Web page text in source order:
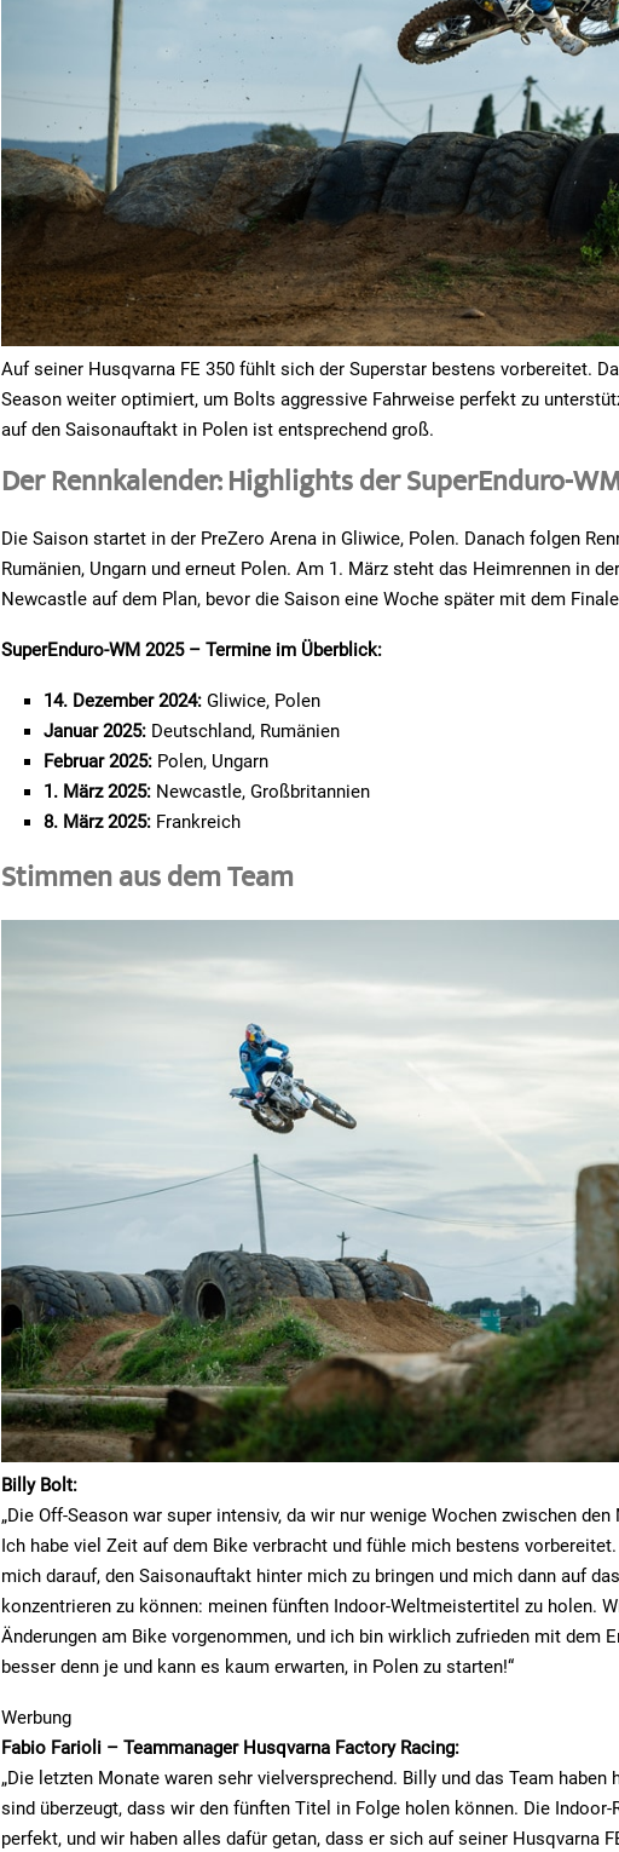
Auf seiner Husqvarna FE 350 fühlt sich der Superstar bestens vorbereitet.
Season weiter optimiert, um Bolts aggressive Fahrweise perfekt zu
auf den Saisonauftakt in Polen ist entsprechend groß.
Der Rennkalender: Highlights der SuperEnduro-
Die Saison startet in der PreZero Arena in Gliwice, Polen. Danach folgen
Rumänien, Ungarn und erneut Polen. Am 1. März steht das Heimrennen in
Newcastle auf dem Plan, bevor die Saison eine Woche später mit dem
SuperEnduro-WM 2025 – Termine im Überblick:
14. Dezember 2024: Gliwice, Polen
Januar 2025: Deutschland, Rumänien
Februar 2025: Polen, Ungarn
1. März 2025: Newcastle, Großbritannien
8. März 2025: Frankreich
Stimmen aus dem Team
Billy Bolt:
„Die Off-Season war super intensiv, da wir nur wenige Wochen zwischen
Ich habe viel Zeit auf dem Bike verbracht und fühle mich bestens
mich darauf, den Saisonauftakt hinter mich zu bringen und mich dann auf
konzentrieren zu können: meinen fünften Indoor-Weltmeistertitel zu holen.
Änderungen am Bike vorgenommen, und ich bin wirklich zufrieden mit dem
besser denn je und kann es kaum erwarten, in Polen zu starten!“
Werbung
Fabio Farioli – Teammanager Husqvarna Factory Racing:
„Die letzten Monate waren sehr vielversprechend. Billy und das Team haben
sind überzeugt, dass wir den fünften Titel in Folge holen können. Die Indoor-
perfekt, und wir haben alles dafür getan, dass er sich auf seiner Husqvarna